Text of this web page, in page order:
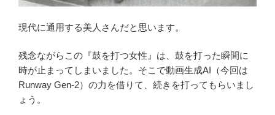
現代に通用する美人さんだと思います。
残念ながらこの『鼓を打つ女性』は、鼓を打った瞬間に
時が止まってしまいました。そこで動画生成AI（今回は
Runway Gen-2）の力を借りて、続きを打ってもらいまし
ょう。